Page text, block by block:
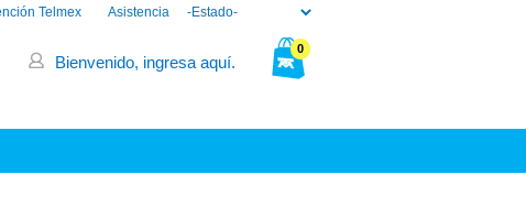
Asistencia
Telmex
0
Bienvenido, ingresa aquí.